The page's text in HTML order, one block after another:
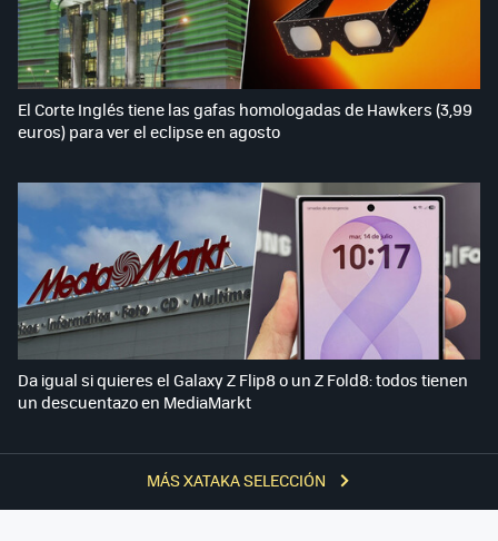
MÁS XATAKA SELECCIÓN
El Corte Inglés tiene las gafas homologadas de Hawkers (3,99
euros) para ver el eclipse en agosto
Da igual si quieres el Galaxy Z Flip8 o un Z Fold8: todos tienen
un descuentazo en MediaMarkt